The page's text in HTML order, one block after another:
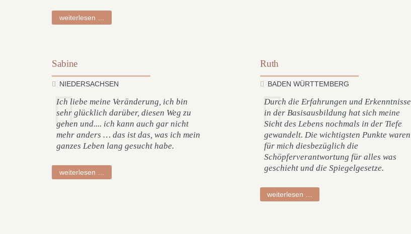
weiterlesen …
Sabine
NIEDERSACHSEN
Ich liebe meine Veränderung, ich bin
sehr glücklich darüber, diesen Weg zu
gehen und.... ich kann auch gar nicht
mehr anders … das ist das, was ich mein
ganzes Leben lang gesucht habe.
weiterlesen …
Ruth
BADEN WÜRTTEMBERG
Durch die Erfahrungen und Erkenntnisse
in der Basisausbildung hat sich meine
Sicht des Lebens nochmals in der Tiefe
gewandelt. Die wichtigsten Punkte waren
für mich diesbezüglich die
Schöpferverantwortung für alles was
geschieht und die Spiegelgesetze.
weiterlesen …